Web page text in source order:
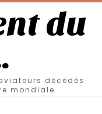
du
décédés
mondiale